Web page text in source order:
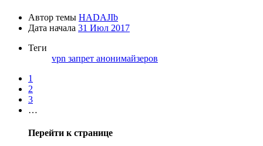
Автор темы HADAJIb
Дата начала 31 Июл 2017
Теги
vpn запрет анонимайзеров
1
2
3
…
Перейти к странице